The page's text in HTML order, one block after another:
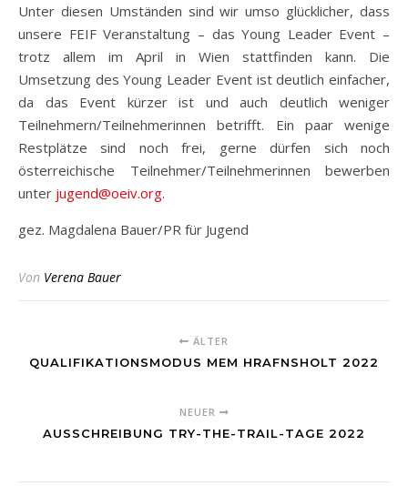
Unter diesen Umständen sind wir umso glücklicher, dass
unsere FEIF Veranstaltung – das Young Leader Event –
trotz allem im April in Wien stattfinden kann. Die
Umsetzung des Young Leader Event ist deutlich einfacher,
da das Event kürzer ist und auch deutlich weniger
Teilnehmern/Teilnehmerinnen betrifft. Ein paar wenige
Restplätze sind noch frei, gerne dürfen sich noch
österreichische Teilnehmer/Teilnehmerinnen bewerben
unter jugend@oeiv.org.
gez. Magdalena Bauer/PR für Jugend
Von Verena Bauer
ÄLTER
QUALIFIKATIONSMODUS MEM HRAFNSHOLT 2022
NEUER
AUSSCHREIBUNG TRY-THE-TRAIL-TAGE 2022